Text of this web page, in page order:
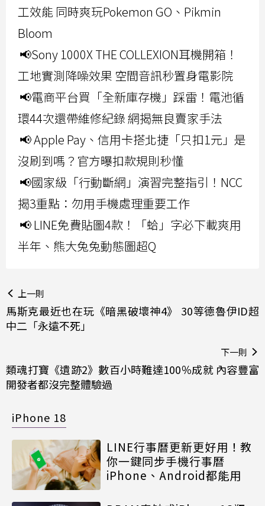
工效能 同時爽玩Pokemon GO、Pikmin
Bloom
📢Sony 1000X THE COLLEXION耳機開箱！
工地實測降噪效果 空間音訊秒置身電影院
📢電商平台買「全新庫存機」踩雷！電池循
環44次還帶維修紀錄 網揭無良賣家手法
📢 Apple Pay、信用卡搭北捷「只扣1元」是
沒刷到嗎？官方曝扣款規則秒懂
📢國家級「行動斷網」演習完整指引！NCC
揭3重點：勿用手機處理重要工作
📢 LINE免費貼圖4款！「蛤」字必下載爽用
半年、熊大兔兔動態圖超Q
上一則
馬斯克最近也在玩《暗黑破壞神4》 30等德魯伊ID超
中二「永遠不死」
下一則
類魂打寶《遺跡2》數百小時難達100％成就 內容豐富
開發者都沒完整體驗過
iPhone 18
LINE行事曆更新更好用！教
你一鍵同步手機行事曆
iPhone、Android都能用